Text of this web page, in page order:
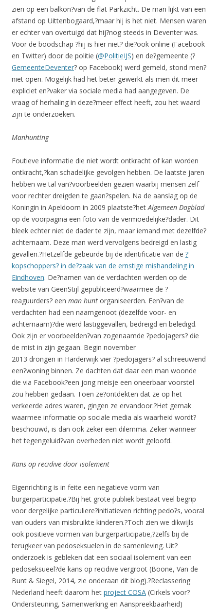
zien op een balkon?van de flat Parkzicht. De man lijkt van een
afstand op Uittenbogaard,?maar hij is het niet. Mensen waren
er echter van overtuigd dat hij?nog steeds in Deventer was.
Voor de boodschap ?hij is hier niet? die?ook online (Facebook
en Twitter) door de politie (@PolitieIJS) en de?gemeente (?
GemeenteDeventer? op Facebook) werd gemeld, stond men?
niet open. Mogelijk had het beter gewerkt als men dit meer
expliciet en?vaker via sociale media had aangegeven. De
vraag of herhaling in deze?meer effect heeft, zou het waard
zijn te onderzoeken.
Manhunting
Foutieve informatie die niet wordt ontkracht of kan worden
ontkracht,?kan schadelijke gevolgen hebben. De laatste jaren
hebben we tal van?voorbeelden gezien waarbij mensen zelf
voor rechter dreigden te gaan?spelen. Na de aanslag op de
Koningin in Apeldoorn in 2009 plaatste?hetAlgemeen Dagblad
op de voorpagina een foto van de vermoedelijke?dader. Dit
bleek echter niet de dader te zijn, maar iemand met dezelfde?
achternaam. Deze man werd vervolgens bedreigd en lastig
gevallen.?Hetzelfde gebeurde bij de identificatie van de ?
kopschoppers? in de?zaak van de ernstige mishandeling in
Eindhoven. De?namen van de verdachten werden op de
website van GeenStijl gepubliceerd?waarmee de ?
reaguurders? een man hunt organiseerden. Een?van de
verdachten had een naamgenoot (dezelfde voor- en
achternaam)?die werd lastiggevallen, bedreigd en beledigd.
Ook zijn er voorbeelden?van zogenaamde ?pedojagers? die
de mist in zijn gegaan. Begin november
2013 drongen in Harderwijk vier ?pedojagers? al schreeuwend
een?woning binnen. Ze dachten dat daar een man woonde
die via Facebook?een jong meisje een oneerbaar voorstel
zou hebben gedaan. Toen ze?ontdekten dat ze op het
verkeerde adres waren, gingen ze ervandoor.?Het gemak
waarmee informatie op sociale media als waarheid wordt?
beschouwd, is dan ook zeker een dilemma. Zeker wanneer
het tegengeluid?van overheden niet wordt geloofd.
Kans op recidive door isolement
Eigenrichting is in feite een negatieve vorm van
burgerparticipatie.?Bij het grote publiek bestaat veel begrip
voor dergelijke particuliere?initiatieven richting pedo?s, vooral
van ouders van misbruikte kinderen.?Toch zien we dikwijls
ook positieve vormen van burgerparticipatie,?zelfs bij de
terugkeer van pedoseksuelen in de samenleving. Uit?
onderzoek is gebleken dat een sociaal isolement van een
pedoseksueel?de kans op recidive vergroot (Boone, Van de
Bunt & Siegel, 2014, zie onderaan dit blog).?Reclassering
Nederland heeft daarom het project COSA (Cirkels voor?
Ondersteuning, Samenwerking en Aanspreekbaarheid)